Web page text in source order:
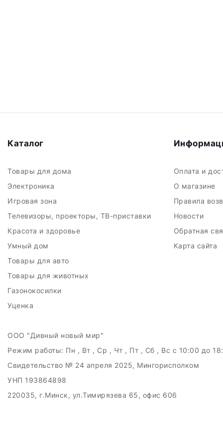
Каталог
Товары для дома
Электроника
Игровая зона
Телевизоры, проекторы, ТВ-приставки
Красота и здоровье
Умный дом
Товары для авто
Товары для животных
Газонокосилки
Уценка
Оплата и
О магазине
Правила
Новости
Обратная
Карта сайта
ООО "Дивный новый мир"
Режим работы: Пн , Вт , Ср , Чт , Пт , Сб , Вс c 10:00 до
Свидетельство № 24 апреля 2025, Мингорисполком
УНП 193864898
220035, г.Минск, ул.Тимирязева 65, офис 606